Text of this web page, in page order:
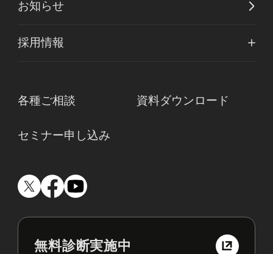
お知らせ
採用情報
各種ご相談 資料ダウンロード
セミナー申し込み
無料診断実施中